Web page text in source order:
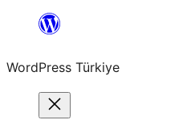
İçeriğe
WordPress Türkiye